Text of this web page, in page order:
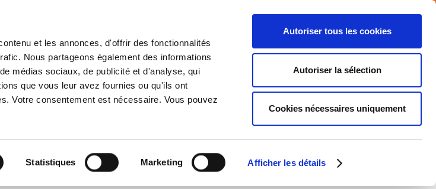
et les annonces, d'offrir des fonctionnalités
Nous partageons également des informations
médias sociaux, de publicité et d'analyse, qui
que vous leur avez fournies ou qu'ils ont
Votre consentement est nécessaire. Vous pouvez
Statistiques Marketing Afficher les détails
Autoriser tous les cookies
Autoriser la sélection
Cookies nécessaires uniquement
IMPLANTATIONS ENGAGEMENTS MEDIA
Accueil Carrière Nos offres d’emploi
CHEZ ATALIAN